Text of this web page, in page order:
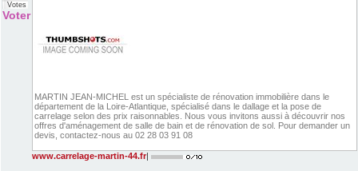
Votes
Voter
MARTIN JEAN-MICHEL est un spécialiste de rénovation immobilière dans le
département de la Loire-Atlantique, spécialisé dans le dallage et la pose de
carrelage selon des prix raisonnables. Nous vous invitons aussi à découvrir nos
offres d'aménagement de salle de bain et de rénovation de sol. Pour demander un
devis, contactez-nous au 02 28 03 91 08
www.carrelage-martin-44.fr|